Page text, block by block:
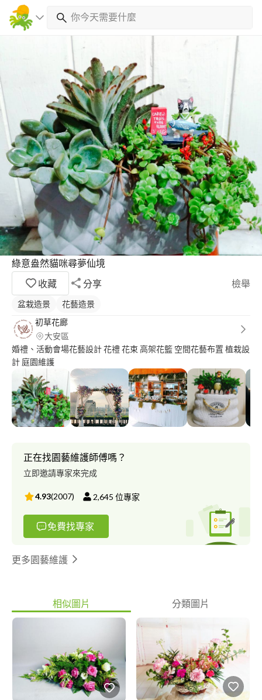
綠意盎然貓咪尋夢仙境
收藏
分享 檢舉
盆栽造景
花藝造景
初草花廊
大安區
婚禮、活動會場花藝設計 花禮 花束 高架花籃 空間花藝布置 植栽設
計 庭園維護
正在找園藝維護師傅嗎？
立即邀請專家來完成
4.93(2007) 2,645 位專家
免費找專家
更多園藝維護
相似圖片 分類圖片